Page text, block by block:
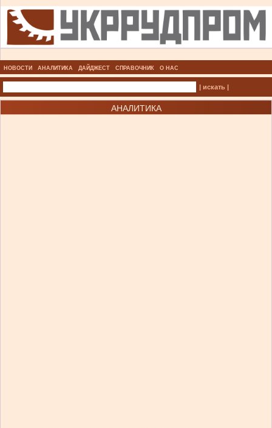
НОВОСТИ АНАЛИТИКА ДАЙДЖЕСТ СПРАВОЧНИК О НАС
| искать |
АНАЛИТИКА